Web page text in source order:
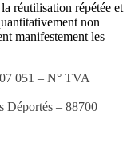
réutilisation répétée et
non
manifestement les
051 – N° TVA
Déportés – 88700